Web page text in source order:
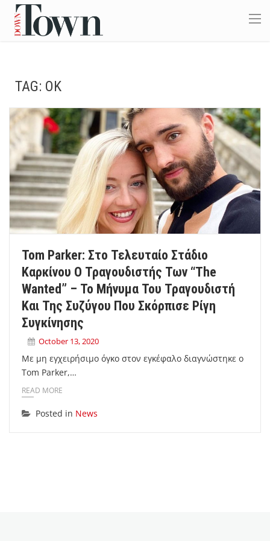
TAG: OK
Tom Parker: Στο Τελευταίο Στάδιο
Καρκίνου Ο Τραγουδιστής Των “The
Wanted” – Το Μήνυμα Του Τραγουδιστή
Και Της Συζύγου Που Σκόρπισε Ρίγη
Συγκίνησης
October 13, 2020
Με μη εγχειρήσιμο όγκο στον εγκέφαλο διαγνώστηκε ο
Tom Parker,…
READ MORE
Posted in News